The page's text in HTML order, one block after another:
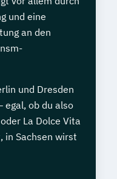
und eine
an den
und Dresden
egal, ob du also
La Dolce Vita
in Sachsen wirst